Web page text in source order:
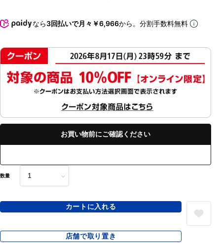
なら3回払いで月々￥6,966から。分割手数料無料
お買い物前にご確認ください
数量
カートに入れる
店舗で取り置き